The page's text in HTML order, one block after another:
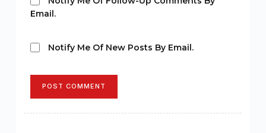
Email.
Notify Me Of New Posts By Email.
POST COMMENT